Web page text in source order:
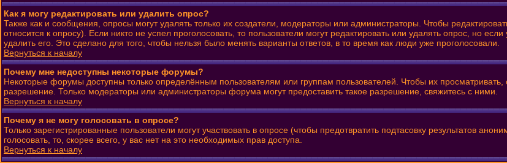
Как я могу редактировать или удалить опрос?
Также как и сообщения, опросы могут удалять только их создатели, модераторы или администраторы. Чтобы
относится к опросу). Если никто не успел проголосовать, то пользователи могут редактировать или удалять опрос, но
удалить его. Это сделано для того, чтобы нельзя было менять варианты ответов, в то время как люди уже проголосовали.
Вернуться к началу
Почему мне недоступны некоторые форумы?
Некоторые форумы доступны только определённым пользователям или группам пользователей. Чтобы их
разрешение. Только модераторы или администраторы форума могут предоставить такое разрешение, свяжитесь с ними.
Вернуться к началу
Почему я не могу голосовать в опросе?
Только зарегистрированные пользователи могут участвовать в опросе (чтобы предотвратить подтасовку результатов
голосовать, то, скорее всего, у вас нет на это необходимых прав доступа.
Вернуться к началу